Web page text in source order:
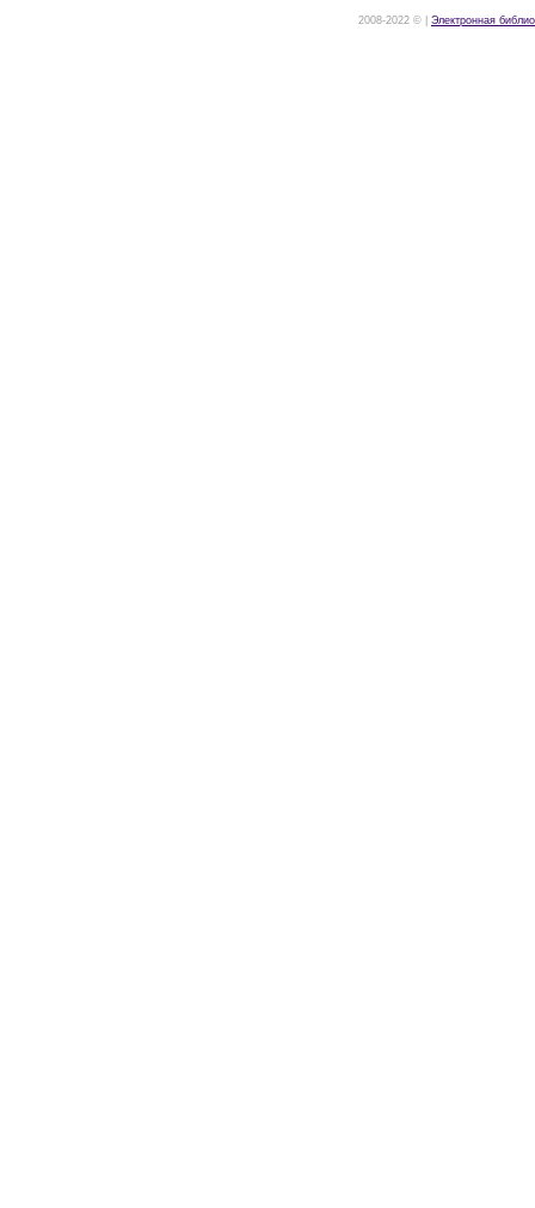
2008-2022 © | Электронная